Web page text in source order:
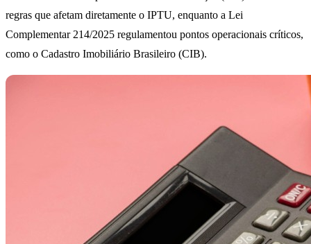
regras que afetam diretamente o IPTU, enquanto a Lei
Complementar 214/2025 regulamentou pontos operacionais críticos,
como o Cadastro Imobiliário Brasileiro (CIB).